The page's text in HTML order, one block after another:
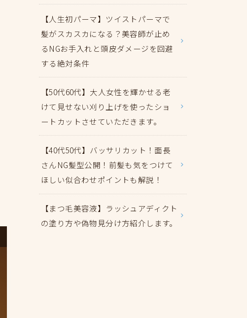
【人生初パーマ】ツイストパーマで
髪がスカスカになる？美容師が止め
るNGお手入れと頭皮ダメージを回避
する絶対条件
【50代60代】大人女性を輝かせる老
けて見せない刈り上げを使ったショ
ートカットさせていただきます。
【40代50代】バッサリカット！面長
さんNG髪型公開！前髪も気をつけて
ほしい似合わせポイントも解説！
【まつ毛美容液】ラッシュアディクト
の塗り方や偽物見分け方紹介します。